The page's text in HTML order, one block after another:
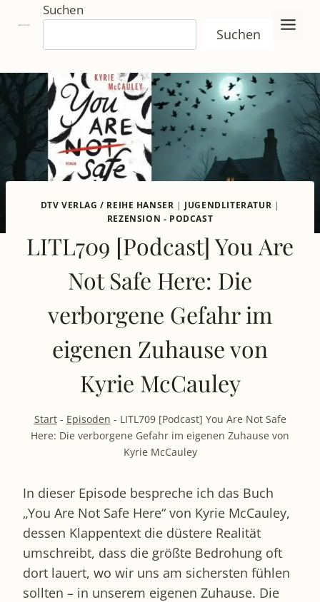
Inhalt
springen
Suchen
Suchen
DTV VERLAG / REIHE HANSER | JUGENDLITERATUR |
REZENSION - PODCAST
LITL709 [Podcast] You Are
Not Safe Here: Die
verborgene Gefahr im
eigenen Zuhause von
Kyrie McCauley
Start- Episoden - LITL709 [Podcast] You Are Not Safe
Here: Die verborgene Gefahr im eigenen Zuhause von
Kyrie McCauley
In dieser Episode bespreche ich das Buch
„You Are Not Safe Here“ von Kyrie McCauley,
dessen Klappentext die düstere Realität
umschreibt, dass die größte Bedrohung oft
dort lauert, wo wir uns am sichersten fühlen
sollten – in unserem eigenen Zuhause. Die